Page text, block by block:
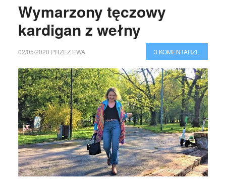
Wymarzony tęczowy
kardigan z wełny
02/05/2020 PRZEZ EWA 3 KOMENTARZE